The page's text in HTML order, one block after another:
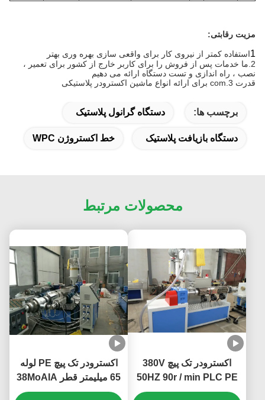
مزیت رقابتی:
1استفاده کمتر از نیروی کار برای واقعی سازی بهره وری بهتر
2.ما خدمات پس از فروش را برای کاربر خارج از کشور برای تعمیر ،
نصب ، راه اندازی و تست دستگاه ارائه می دهیم
قدرت 3.com برای ارائه انواع ماشین اکسترودر پلاستیکی
برچسب ها: دستگاه گرانول پلاستیک
دستگاه بازیافت پلاستیک خط اکستروژن WPC
محصولات مرتبط
اکسترودر تک پیچ 380V
50HZ 90r / min PLC PE
اکسترودر تک پیچ PE لوله
65 میلیمتر قطر 38MoAIA